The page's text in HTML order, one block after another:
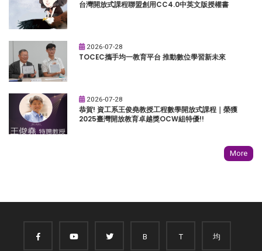
台灣開放式課程聯盟創用CC4.0中英文版授權書
2026-07-28
TOCEC攜手均一教育平台 推動數位學習新未來
2026-07-28
恭賀! 資工系王俊堯教授工程數學開放式課程｜榮獲
2025臺灣開放教育卓越獎OCW組特優!!
More
B T 均